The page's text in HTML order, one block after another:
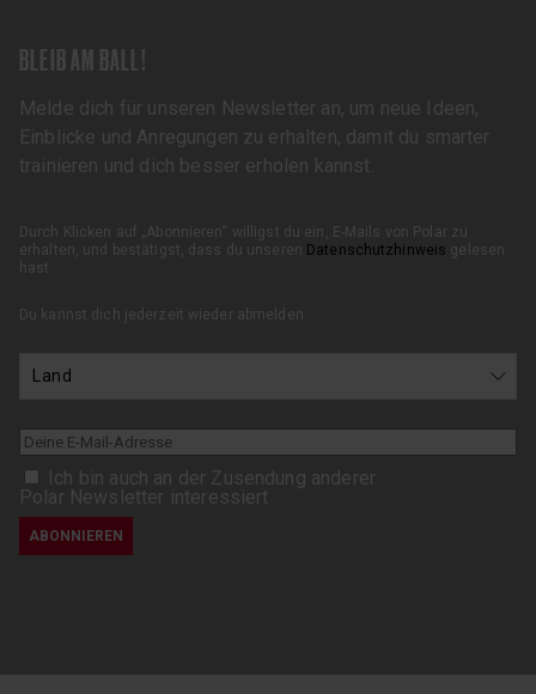
BLEIB AM BALL!
Melde dich für unseren Newsletter an, um neue Ideen,
Einblicke und Anregungen zu erhalten, damit du smarter
trainieren und dich besser erholen kannst.
Durch Klicken auf „Abonnieren“ willigst du ein, E-Mails von Polar zu
erhalten, und bestätigst, dass du unseren Datenschutzhinweis gelesen
hast.
Du kannst dich jederzeit wieder abmelden.
Ich bin auch an der Zusendung anderer
Polar Newsletter interessiert